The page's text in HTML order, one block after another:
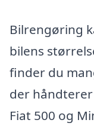
Bilrengøring
bilens
finder du
der
Fiat 500 og